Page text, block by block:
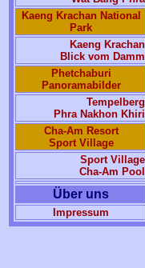
Kaeng Krachan National
Park
Kaeng Krachan
Blick vom Damm
Phetchaburi
Panoramabilder
Tempelberg
Phra Nakhon Khiri
Cha-Am Resort
Sport Village
Sport Village
Cha-Am Pool
Über uns
Impressum